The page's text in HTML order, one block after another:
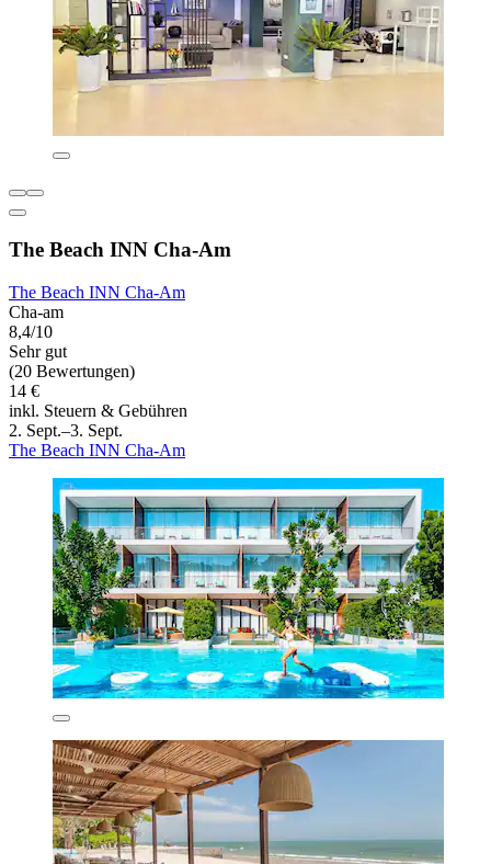
The Beach INN Cha-Am
The Beach INN Cha-Am
Cha-am
8,4/10
Sehr gut
(20 Bewertungen)
14 €
inkl. Steuern & Gebühren
2. Sept.–3. Sept.
The Beach INN Cha-Am